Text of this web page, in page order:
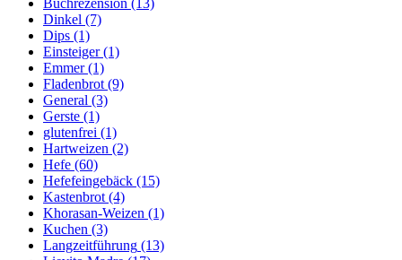
Buchrezension (13)
Dinkel (7)
Dips (1)
Einsteiger(1)
Emmer(1)
Fladenbrot (9)
General (3)
Gerste (1)
glutenfrei (1)
Hartweizen (2)
Hefe (60)
Hefefeingebäck (15)
Kastenbrot (4)
Khorasan-Weizen (1)
Kuchen (3)
Langzeitführung (13)